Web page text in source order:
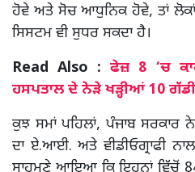
ਹੋਵੇ ਅਤੇ ਸੋਚ ਆਧੁਨਿਕ ਹੋਵੇ, ਤਾਂ
ਸਿਸਟਮ ਵੀ ਸੁਧਰ ਸਕਦਾ ਹੈ।
Read Also : ਫੇਜ਼ 8 ‘ਚ
ਹਸਪਤਾਲ ਦੇ ਨੇੜੇ ਖੜ੍ਹੀਆਂ 10
ਕੁਝ ਸਮਾਂ ਪਹਿਲਾਂ, ਪੰਜਾਬ
ਦਾ ਏ.ਆਈ. ਅਤੇ ਵੀਡੀਓਗ੍ਰਾਫੀ
ਸਾਹਮਣੇ ਆਇਆ ਕਿ ਇਹਨਾਂ ਵਿੱਚੋਂ